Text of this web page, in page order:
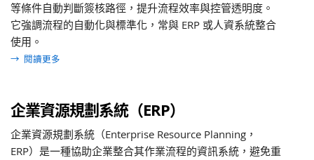
等條件自動判斷簽核路徑，提升流程效率與控管透明度。
它強調流程的自動化與標準化，常與 ERP 或人資系統整合
使用。
→ 閱讀更多
企業資源規劃系統（ERP）
企業資源規劃系統（Enterprise Resource Planning，
ERP）是一種協助企業整合其作業流程的資訊系統，避免重